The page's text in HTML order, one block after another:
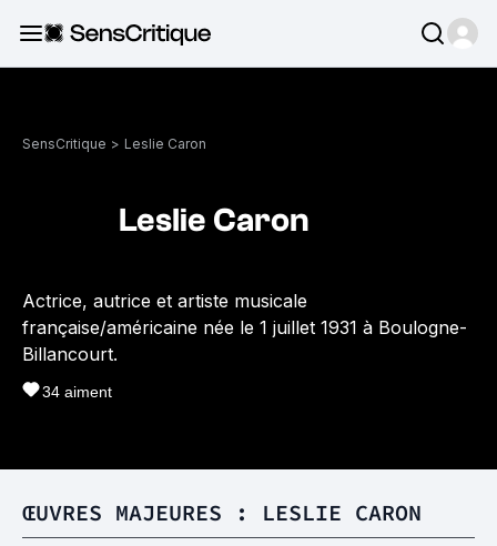
SensCritique > Leslie Caron
Leslie Caron
Actrice, autrice et artiste musicale
française/américaine née le 1 juillet 1931 à Boulogne-
Billancourt.
34 aiment
ŒUVRES MAJEURES : LESLIE CARON